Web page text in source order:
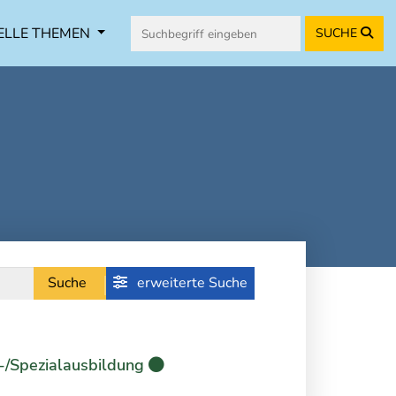
THEMEN SUCHE
Suche erweiterte Suche
Spezialausbildung